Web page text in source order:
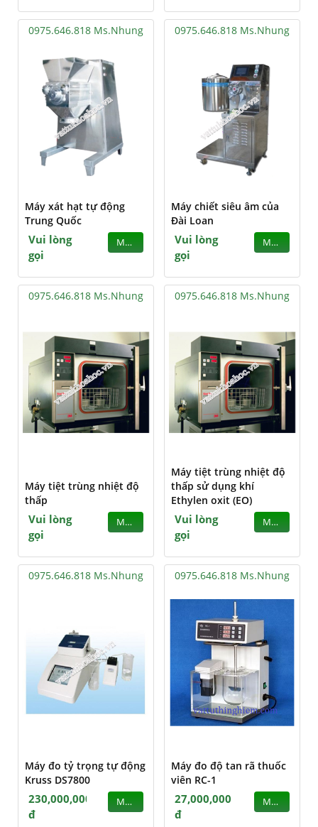
0975.646.818 Ms.Nhung
Máy xát hạt tự động
Trung Quốc
Vui lòng
gọi
MUA
0975.646.818 Ms.Nhung
Máy chiết siêu âm của
Đài Loan
Vui lòng
gọi
MUA
0975.646.818 Ms.Nhung
Máy tiệt trùng nhiệt độ
thấp
Vui lòng
gọi
MUA
0975.646.818 Ms.Nhung
Máy tiệt trùng nhiệt độ
thấp sử dụng khí
Ethylen oxit (EO)
Vui lòng
gọi
MUA
0975.646.818 Ms.Nhung
Máy đo tỷ trọng tự động
Kruss DS7800
230,000,000
đ
MUA
0975.646.818 Ms.Nhung
Máy đo độ tan rã thuốc
viên RC-1
27,000,000
đ
MUA